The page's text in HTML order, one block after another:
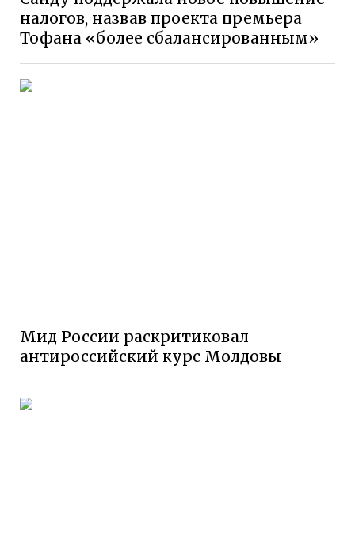
налогов, назвав проекта премьера
Тофана «более сбалансированным»
Мид России раскритиковал
антироссийский курс Молдовы